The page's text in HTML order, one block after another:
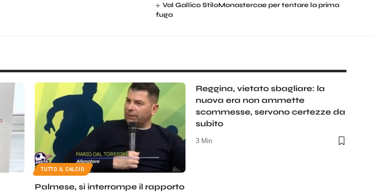
Val Gallico StiloMonastercae per tentare la prima
fuga
TUTTO IL CALCIO
Palmese, si interrompe il rapporto
Reggina, vietato sbagliare: la
nuova era non ammette
scommesse, servono certezze da
subito
3 Min